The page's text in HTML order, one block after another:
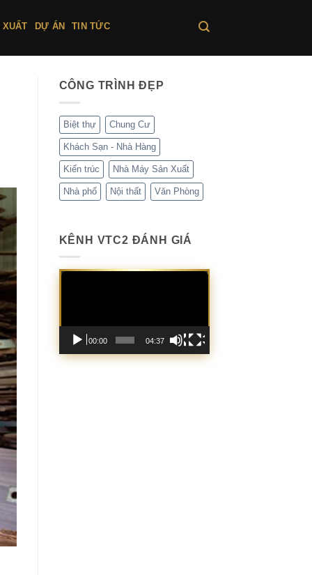
XUẤT DỰ ÁN TIN TỨC
CÔNG TRÌNH ĐẸP
Biệt thự Chung Cư
Khách Sạn - Nhà Hàng
Kiến trúc Nhà Máy Sản Xuất
Nhà phố Nội thất Văn Phòng
KÊNH VTC2 ĐÁNH GIÁ
Trình
00:00 04:37